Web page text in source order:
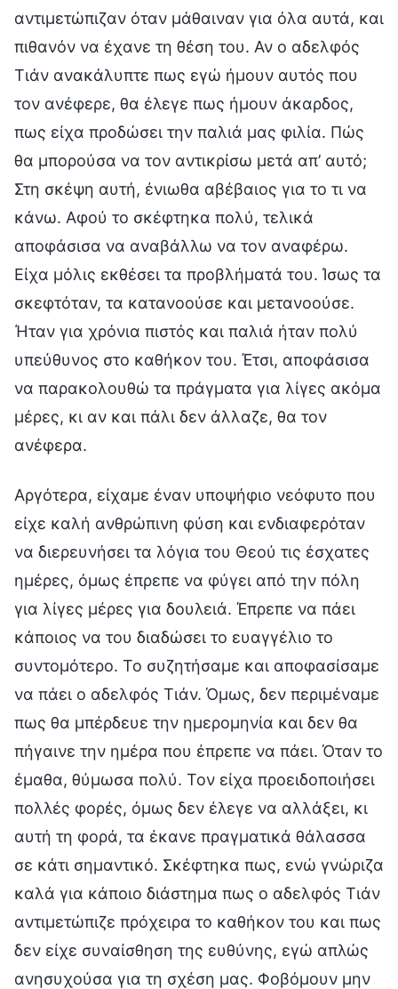
αντιμετώπιζαν όταν μάθαιναν για όλα αυτά, και
πιθανόν να έχανε τη θέση του. Αν ο αδελφός
Τιάν ανακάλυπτε πως εγώ ήμουν αυτός που
τον ανέφερε, θα έλεγε πως ήμουν άκαρδος,
πως είχα προδώσει την παλιά μας φιλία. Πώς
θα μπορούσα να τον αντικρίσω μετά απ’ αυτό;
Στη σκέψη αυτή, ένιωθα αβέβαιος για το τι να
κάνω. Αφού το σκέφτηκα πολύ, τελικά
αποφάσισα να αναβάλλω να τον αναφέρω.
Είχα μόλις εκθέσει τα προβλήματά του. Ίσως τα
σκεφτόταν, τα κατανοούσε και μετανοούσε.
Ήταν για χρόνια πιστός και παλιά ήταν πολύ
υπεύθυνος στο καθήκον του. Έτσι, αποφάσισα
να παρακολουθώ τα πράγματα για λίγες ακόμα
μέρες, κι αν και πάλι δεν άλλαζε, θα τον
ανέφερα.
Αργότερα, είχαμε έναν υποψήφιο νεόφυτο που
είχε καλή ανθρώπινη φύση και ενδιαφερόταν
να διερευνήσει τα λόγια του Θεού τις έσχατες
ημέρες, όμως έπρεπε να φύγει από την πόλη
για λίγες μέρες για δουλειά. Έπρεπε να πάει
κάποιος να του διαδώσει το ευαγγέλιο το
συντομότερο. Το συζητήσαμε και αποφασίσαμε
να πάει ο αδελφός Τιάν. Όμως, δεν περιμέναμε
πως θα μπέρδευε την ημερομηνία και δεν θα
πήγαινε την ημέρα που έπρεπε να πάει. Όταν το
έμαθα, θύμωσα πολύ. Τον είχα προειδοποιήσει
πολλές φορές, όμως δεν έλεγε να αλλάξει, κι
αυτή τη φορά, τα έκανε πραγματικά θάλασσα
σε κάτι σημαντικό. Σκέφτηκα πως, ενώ γνώριζα
καλά για κάποιο διάστημα πως ο αδελφός Τιάν
αντιμετώπιζε πρόχειρα το καθήκον του και πως
δεν είχε συναίσθηση της ευθύνης, εγώ απλώς
ανησυχούσα για τη σχέση μας. Φοβόμουν μην